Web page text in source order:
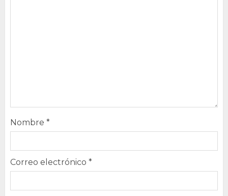
Nombre *
Correo electrónico *